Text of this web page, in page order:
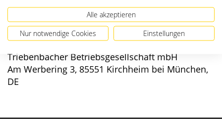
Angaben zur Produktsicherheit
Hersteller/EU verantwortliche Person:
Triebenbacher Betriebsgesellschaft mbH
Am Werbering 3, 85551 Kirchheim bei München,
DE
Alle akzeptieren
Nur notwendige Cookies Einstellungen